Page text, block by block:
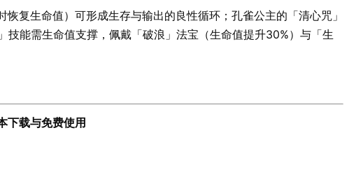
复生命值）可形成生存与输出的良性循环；孔雀公主的「清心咒」
能需生命值支撑，佩戴「破浪」法宝（生命值提升30%）与「生
下载与免费使用